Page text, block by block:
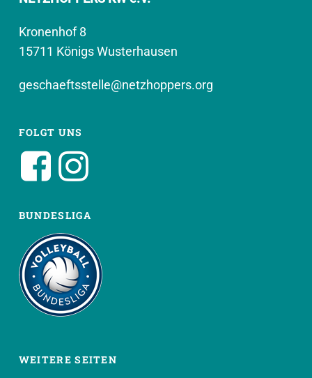
Kronenhof 8
15711 Königs Wusterhausen
geschaeftsstelle@netzhoppers.org
FOLGT UNS
BUNDESLIGA
WEITERE SEITEN